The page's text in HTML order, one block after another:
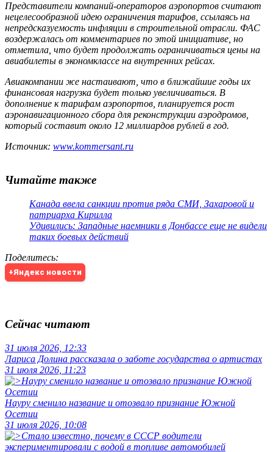
Представители компаний-операторов аэропортов считают
нецелесообразной идею ограничения тарифов, ссылаясь на
непредсказуемость инфляции в строительной отрасли. ФАС
воздержалась от комментариев по этой инициативе, но
отметила, что будет продолжать ограничиваться цены на
авиабилеты в экономклассе на внутренних рейсах.
Авиакомпании же настаивают, что в ближайшие годы их
финансовая нагрузка будет только увеличиваться. В
дополнение к тарифам аэропортов, планируется рост
аэронавигационного сбора для реконструкции аэродромов,
который составит около 12 миллиардов рублей в год.
Источник: www.kommersant.ru
Читайте также
Канада ввела санкции против ряда СМИ, Захаровой и
патриарха Кирилла
Удивились: Западные наемники в Донбассе еще не видели
таких боевых действий
Поделитесь:
+Яндекс новости
Сейчас читают
31 июля 2026, 12:33
Лариса Долина рассказала о заботе государства о артистах
31 июля 2026, 11:23
Науру сменило название и отозвало признание Южной
Осетии
31 июля 2026, 10:08